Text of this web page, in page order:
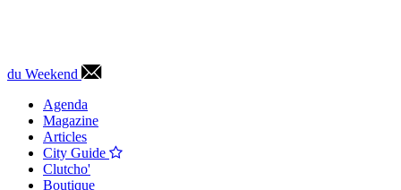
du Weekend
Agenda
Magazine
Articles
City Guide
Clutcho'
Boutique